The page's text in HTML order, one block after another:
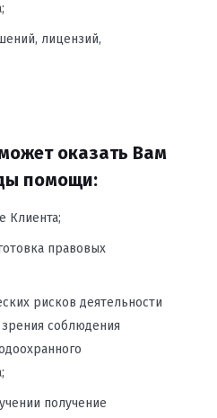
лицензий,
оказать Вам
помощи:
Клиента;
правовых
рисков деятельности
соблюдения
получение